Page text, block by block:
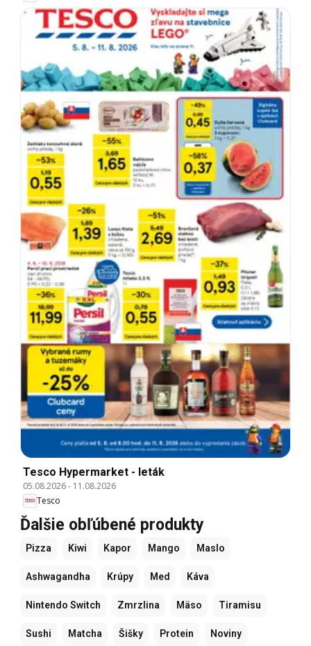
Tesco Hypermarket - leták
05.08.2026- 11.08.2026
Tesco
Ďalšie obľúbené produkty
Pizza Kiwi Kapor Mango Maslo
Ashwagandha Krúpy Med Káva
Nintendo Switch Zmrzlina Mäso Tiramisu
Sushi Matcha Šišky Protein Noviny